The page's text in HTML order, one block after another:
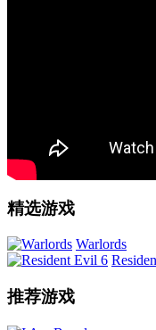
精选游戏
Warlords
推荐游戏